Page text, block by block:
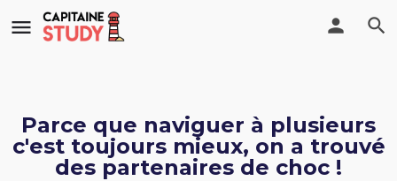
Parce que naviguer à plusieurs
c'est toujours mieux, on a trouvé
des partenaires de choc !